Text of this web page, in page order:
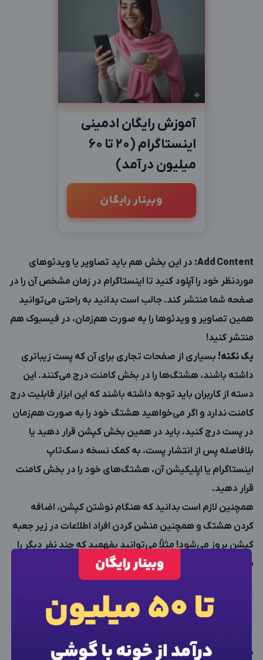
آموزش رایگان ادمینی
اینستاگرام (20 تا 60
میلیون درآمد)
وبینار رایگان
Add Content
: در این بخش هم باید تصاویر یا ویدئوهای
موردنظر خود را آپلود کنید تا اینستاگرام در زمان مشخص آن را در
صفحه شما منتشر کند. جالب است بدانید به راحتی می‌توانید
همین تصاویر و ویدئوها را به صورت هم‌زمان، در فیسبوک هم
منتشر کنید!
یک نکته! بسیاری از صفحات تجاری برای آن‌ که پست زیباتری
داشته باشند، هشتگ‌ها را در بخش کامنت درج می‌کنند. این
دسته از کاربران باید توجه داشته باشند که این ابزار قابلیت درج
کامنت ندارد و اگر می‌خواهید هشتگ خود را به صورت هم‌زمان
در پست درج کنید، باید در همین بخش کپشن قرار دهید یا
بلافاصله پس از انتشار پست، به کمک نسخه دسک‌تاپ
اینستاگرام یا اپلیکیشن آن، هشتگ‌های خود را در بخش کامنت
قرار دهید.
همچنین لازم است بدانید که هنگام نوشتن کپشن، اضافه
کردن هشتگ و همچنین منشن کردن افراد اطلاعات در زیر جعبه
کپشن بروز می‌شود! مثلاً می‌توانید بفهمید که چند نفر دیگر را
می‌توانید منشن کنید یا چه تعداد کاراکتر دیگر بنویسید.
در بخش اضافه کردن محتوا هم می‌توانید تا 10 عکس و فیلم را
ورود به حساب کاربری
بعد از ثبت شماره کد برای شما پیامک خواهد شد